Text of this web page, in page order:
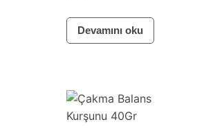
Devamını oku